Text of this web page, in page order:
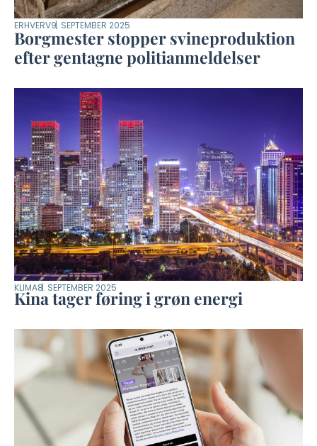
ERHVERV9. SEPTEMBER 2025
Borgmester stopper svineproduktion
efter gentagne politianmeldelser
KLIMA8. SEPTEMBER 2025
Kina tager føring i grøn energi